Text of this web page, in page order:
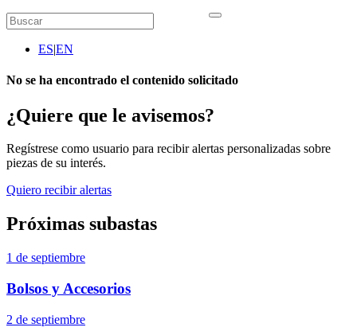
ES|EN
No se ha encontrado el contenido solicitado
¿Quiere que le avisemos?
Regístrese como usuario para recibir alertas personalizadas sobre
piezas de su interés.
Quiero recibir alertas
Próximas subastas
1 de septiembre
Bolsos y Accesorios
2 de septiembre